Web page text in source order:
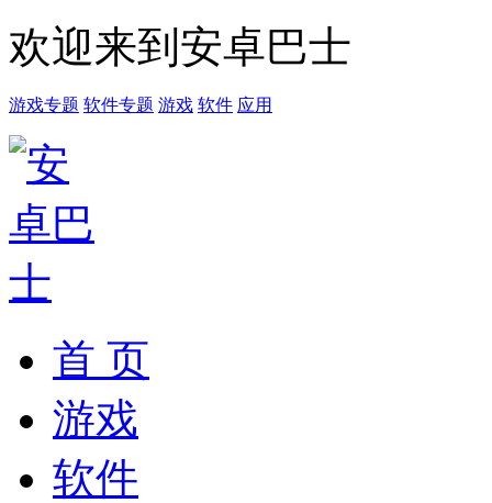
欢迎来到安卓巴士
游戏专题 软件专题 游戏 软件 应用
首 页
游戏
软件